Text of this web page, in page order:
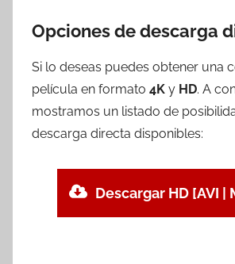
Opciones de descarga
Si lo deseas puedes obtener una
película en formato 4K y HD. A
mostramos un listado de
descarga directa disponibles:
Descargar HD [AVI |